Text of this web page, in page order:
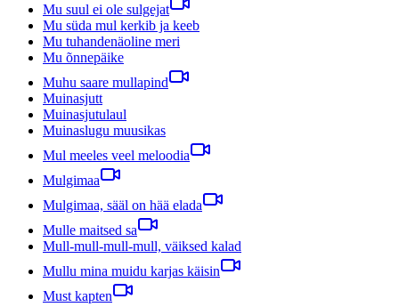
Mu suul ei ole sulgejat
Mu süda mul kerkib ja keeb
Mu tuhandenäoline meri
Mu õnnepäike
Muhu saare mullapind
Muinasjutt
Muinasjutulaul
Muinaslugu muusikas
Mul meeles veel meloodia
Mulgimaa
Mulgimaa, sääl on hää elada
Mulle maitsed sa
Mull-mull-mull-mull, väiksed kalad
Mullu mina muidu karjas käisin
Must kapten